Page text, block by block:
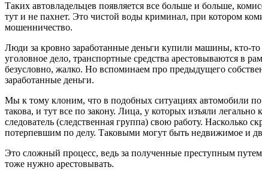
Таких автовладельцев появляется все больше и больше,
тут и не пахнет. Это чистой воды криминал, при котором
мошенничество.
Люди за кровно заработанные деньги купили машины, кто-то
уголовное дело, транспортные средства арестовываются в
безусловно, жалко. Но вспоминаем про предыдущего
заработанные деньги.
Мы к тому клоним, что в подобных ситуациях автомобили
такова, и тут все по закону. Лица, у которых изъяли
следователь (следственная группа) свою работу. Насколько
потерпевшим по делу. Таковыми могут быть недвижимое и
Это сложный процесс, ведь за полученные преступным
тоже нужно арестовывать.